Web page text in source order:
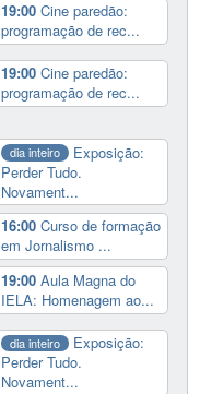
19:00Cine paredão:
programação de rec...
19:00Cine paredão:
programação de rec...
dia inteiro
Exposição:
Perder Tudo.
Novament...
16:00Curso de formação
em Jornalismo ...
19:00Aula Magna do
IELA: Homenagem ao...
dia inteiro
Exposição:
Perder Tudo.
Novament...